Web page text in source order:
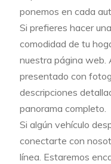
ponemos en cada
Si prefieres hacer
comodidad de tu
nuestra página web.
presentado con
descripciones
panorama completo.
Si algún vehículo
conectarte con
línea. Estaremos